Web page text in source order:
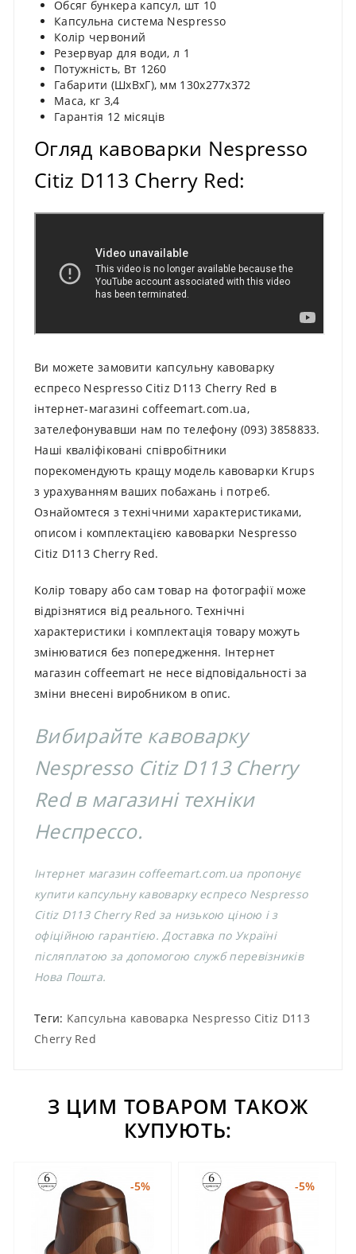
Обсяг бункера капсул, шт 10
Капсульна система Nespresso
Колір червоний
Резервуар для води, л 1
Потужність, Вт 1260
Габарити (ШхВхГ), мм 130х277х372
Маса, кг 3,4
Гарантія 12 місяців
Огляд кавоварки Nespresso
Citiz D113 Cherry Red:
Ви можете замовити капсульну кавоварку
еспресо Nespresso Citiz D113 Cherry Red в
інтернет-магазині coffeemart.com.ua,
зателефонувавши нам по телефону (093) 3858833.
Наші кваліфіковані співробітники
порекомендують кращу модель кавоварки Krups
з урахуванням ваших побажань і потреб.
Ознайомтеся з технічними характеристиками,
описом і комплектацією кавоварки Nespresso
Citiz D113 Cherry Red.
Колір товару або сам товар на фотографії може
відрізнятися від реального. Технічні
характеристики і комплектація товару можуть
змінюватися без попередження. Інтернет
магазин coffeemart не несе відповідальності за
зміни внесені виробником в опис.
Вибирайте кавоварку
Nespresso Citiz D113 Cherry
Red в магазині техніки
Неспрессо.
Інтернет магазин coffeemart.com.ua пропонує
купити капсульну кавоварку еспресо Nespresso
Citiz D113 Cherry Red за низькою ціною і з
офіційною гарантією. Доставка по Україні
післяплатою за допомогою служб перевізників
Нова Пошта.
Теги: Капсульна кавоварка Nespresso Citiz D113
Cherry Red
З ЦИМ ТОВАРОМ ТАКОЖ
КУПУЮТЬ:
-5% -5%